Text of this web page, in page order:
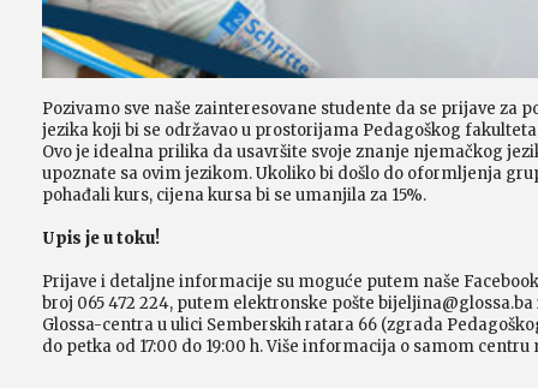
Pozivamo sve naše zainteresovane studente da se prijave za
jezika koji bi se održavao u prostorijama Pedagoškog
Ovo je idealna prilika da usavršite svoje znanje njemačkog
upoznate sa ovim jezikom. Ukoliko bi došlo do oformljenja
pohađali kurs, cijena kursa bi se umanjila za 15%.
Upis je u toku!
Prijave i detaljne informacije su moguće putem naše
broj 065 472 224, putem elektronske pošte
Glossa-centra u ulici Semberskih ratara 66 (zgrada
do petka od 17:00 do 19:00 h. Više informacija o samom centru